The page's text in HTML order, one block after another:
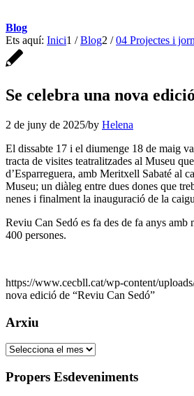
Blog
Ets aquí: Inici1 / Blog2 / 04 Projectes i
Se celebra una nova
2 de juny de 2025/by Helena
El dissabte 17 i el diumenge 18 de maig
tracta de visites teatralitzades al Museu
d’Esparreguera, amb Meritxell Sabaté al
Museu; un diàleg entre dues dones que
nenes i finalment la inauguració de la
Reviu Can Sedó es fa des de fa anys
400 persones.
https://www.cecbll.cat/wp-content/
nova edició de “Reviu Can Sedó”
Arxiu
Arxiu
Propers Esdeveniments